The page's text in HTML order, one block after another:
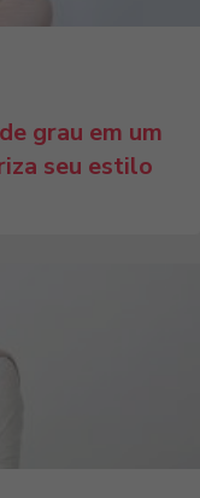
grau em um
seu estilo